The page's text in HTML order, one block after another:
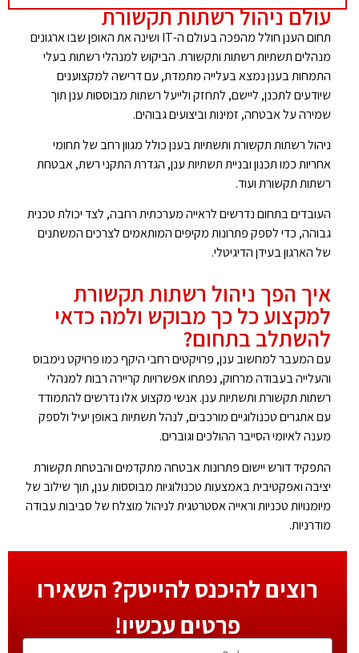
עולם ניהול רשתות תקשורת
תחום הענן חולל מהפכה בעולם ה-IT ושינה את האופן שבו ארגונים
מנהלים תשתיות רשתות ותקשורת. הביקוש למנהלי רשתות בעלי
התמחות בענן נמצא בעלייה מתמדת, עם דרישה למקצוענים
שיודעים לתכנן, ליישם, לתחזק ולייעל רשתות מבוססות ענן תוך
שמירה על אבטחה, זמינות וביצועים גבוהים.
ניהול רשתות תקשורת ותשתיות בענן כולל מגוון רחב של תחומי
אחריות כמו תכנון ובניית תשתיות ענן, הגדרת התקני רשת, אבטחת
רשתות תקשורת ועוד.
העובדים בתחום נדרשים לראייה מערכתית רחבה, לצד יכולת טכנית
גבוהה, כדי לספק פתרונות מקיפים המותאמים לצרכים המשתנים
של הארגון בעידן הדיגיטלי.
איך הפך ניהול רשתות תקשורת
למקצוע כל כך מבוקש ולמה כדאי
להשתלב בתחום?
עם המעבר למחשוב ענן, פרויקטים רחבי היקף כמו פרויקט נימבוס
והעלייה בעבודה מרחוק, נפתחו אפשרויות קריירה רבות למנהלי
רשתות תקשורת ותשתיות ענן. אנשי מקצוע אלו נדרשים להתמודד
עם אתגרים טכנולוגיים מורכבים, לנהל תשתיות באופן יעיל ולספק
מענה לאיומי הסייבר ההולכים וגוברים.
התפקיד דורש יישום פתרונות אבטחה מתקדמים והבטחת תקשורת
יציבה ואפקטיבית באמצעות טכנולוגיות מבוססות ענן, תוך שילוב של
מיומנויות טכניות וראייה אסטרטגית לניהול מוצלח של סביבות עבודה
מודרניות.
רוצים להיכנס להייטק? השאירו
פרטים עכשיו!